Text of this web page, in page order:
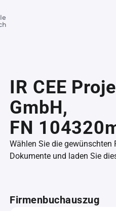
IR CEE
GmbH,
FN
Wählen Sie die gewünschten
Dokumente und laden Sie
Firmenbuchauszug